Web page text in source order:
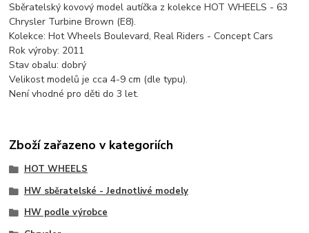
Sběratelský kovový model autíčka z kolekce HOT WHEELS - 63
Chrysler Turbine Brown (E8).
Kolekce: Hot Wheels Boulevard, Real Riders - Concept Cars
Rok výroby: 2011
Stav obalu: dobrý
Velikost modelů je cca 4-9 cm (dle typu).
Není vhodné pro děti do 3 let.
Zboží zařazeno v kategoriích
HOT WHEELS
HW sběratelské - Jednotlivé modely
HW podle výrobce